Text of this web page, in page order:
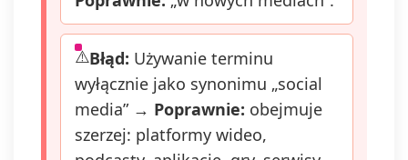
Błąd: Używanie terminu
wyłącznie jako synonimu „social
media” → Poprawnie: obejmuje
szerzej: platformy wideo,